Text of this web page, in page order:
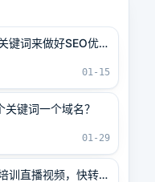
键词来做好SEO优
01-15
关键词一个域名？
01-29
训直播视频，快转发